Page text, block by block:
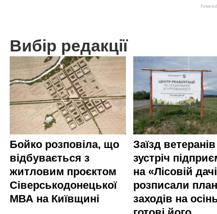
Вибір редакції
Бойко розповіла, що
відбувається з
житловим проєктом
Сіверськодонецької
МВА на Київщині
Заїзд
зустріч
на «Лісовій
розписали план
заходів на